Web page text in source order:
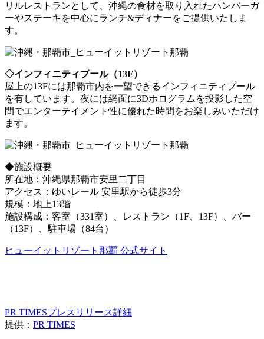
リルレストランとして、沖縄の食材を取り入れたハンバーガ
ーやステーキを中心にランチ&ディナーをご提供いたしま
す。
◇インフィニティプール（13F）
屋上の13Fには那覇市内を一望できるインフィニティプール
を有しています。夜には網面に3Dホログラムを投影した空
間でエンターテイメント性に優れた時間をお楽しみいただけ
ます。
◆施設概要
所在地：沖縄県那覇市安里二丁目
アクセス：ゆいレール 安里駅から徒歩3分
規模：地上13階
施設構成：客室（331室）、レストラン（1F、13F）、バー
（13F）、駐車場（84台）
ヒューイットリゾート那覇 公式サイト
PR TIMESプレスリリース詳細
提供： PR TIMES